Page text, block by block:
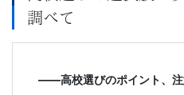
調べて
――高校選びのポイント、注